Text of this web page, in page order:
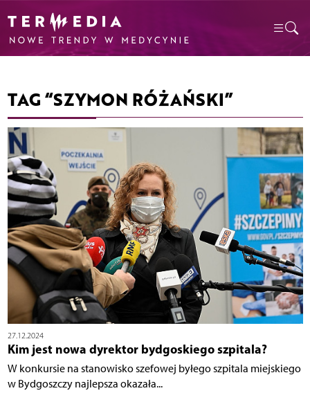
TAG “SZYMON RÓŻAŃSKI”
27.12.2024
Kim jest nowa dyrektor bydgoskiego szpitala?
W konkursie na stanowisko szefowej byłego szpitala miejskiego
w Bydgoszczy najlepsza okazała...